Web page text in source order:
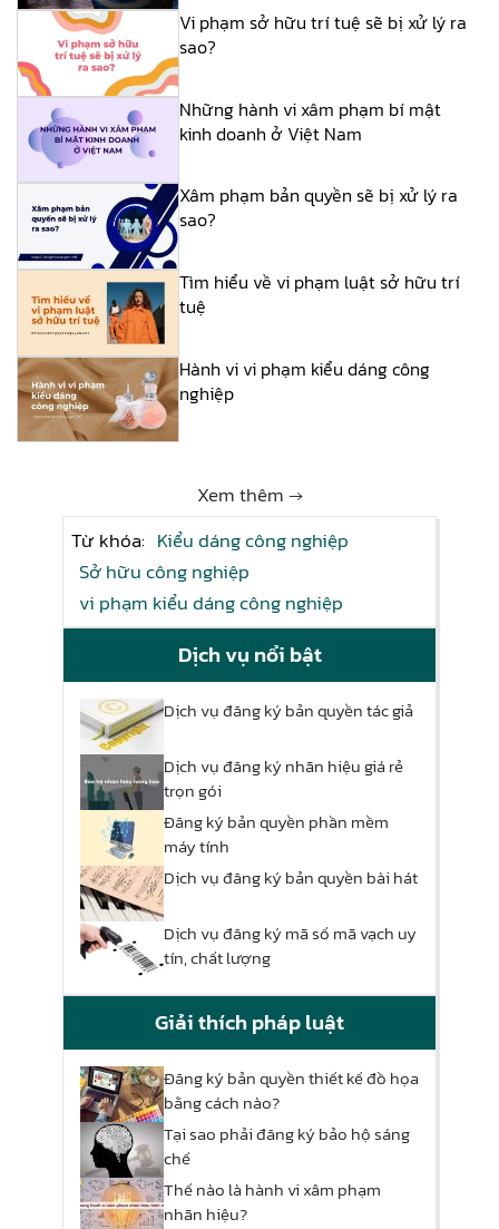
Vi phạm sở hữu trí tuệ sẽ bị xử lý ra
sao?
Những hành vi xâm phạm bí mật
kinh doanh ở Việt Nam
Xâm phạm bản quyền sẽ bị xử lý ra
sao?
Tìm hiểu về vi phạm luật sở hữu trí
tuệ
Hành vi vi phạm kiểu dáng công
nghiệp
Xem thêm →
Từ khóa: Kiểu dáng công nghiệp
Sở hữu công nghiệp
vi phạm kiểu dáng công nghiệp
Dịch vụ nổi bật
Dịch vụ đăng ký bản quyền tác giả
Dịch vụ đăng ký nhãn hiệu giá rẻ
trọn gói
Đăng ký bản quyền phần mềm
máy tính
Dịch vụ đăng ký bản quyền bài hát
Dịch vụ đăng ký mã số mã vạch uy
tín, chất lượng
Giải thích pháp luật
Đăng ký bản quyền thiết kế đồ họa
bằng cách nào?
Tại sao phải đăng ký bảo hộ sáng
chế
Thế nào là hành vi xâm phạm
nhãn hiệu?